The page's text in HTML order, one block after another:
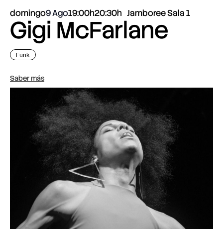
domingo9 Ago19:00h20:30h Jamboree Sala 1
Gigi McFarlane
Funk
Saber más